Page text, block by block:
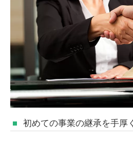
初めての事業の継承を手厚